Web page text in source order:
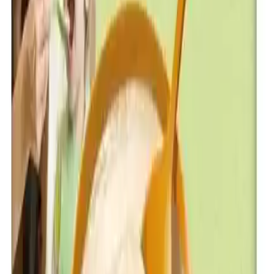
Hero Baby, Türkiye’nin lider tahıllı kaşık mama üreticisi olarak,
yüksek kalite standartlarını koruma sorumluluğu taşır. Modern
teknolojilerle üretilen bu mama, her aşamada kalite kontrolünden
geçirilerek, hijyen ve tazelik açısından üstün özellikler sunar. Ayrıca,
500 adetten az stok adediyle sınırlı sayıda bulunur, bu da ürünün
nadir ve özel bir tercih olmasını sağlar.
Sonuç ve Değerlendirme
Genel olarak, Hero Baby Sütlü İrmikli Ballı Kaşık Mama, doğal
içeriği, zengin vitamin ve mineral içeriği, güvenli üretim süreci ve
yüksek müşteri memnuniyeti ile öne çıkar. Bebeklerin ilk ek
gıdalarına uygun, besleyici ve lezzetli bir seçenek arayan ebeveynler
için ideal bir tercihtir. Sağlıklı büyüme ve gelişim için güvenilir bir
destek sunar, bebeğinizin ihtiyaçlarını karşılamada en iyi yardımcınız
olabilir.
Paylaş:
Yorumlar: